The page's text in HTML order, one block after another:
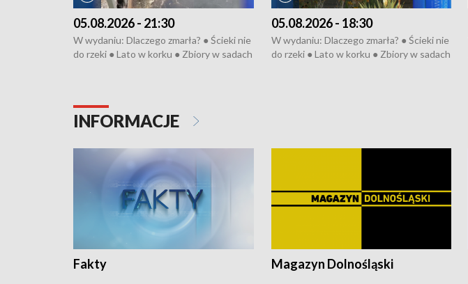
05.08.2026 - 21:30
W wydaniu: Dlaczego zmarła? ● Ścieki nie
do rzeki ● Lato w korku ● Zbiory w sadach
05.08.2026 - 18:30
W wydaniu: Dlaczego zmarła? ● Ścieki nie
do rzeki ● Lato w korku ● Zbiory w sadach
INFORMACJE
Fakty Magazyn Dolnośląski